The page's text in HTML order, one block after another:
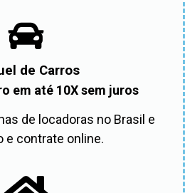
de Carros
em até 10X sem juros
de locadoras no Brasil e
e contrate online.